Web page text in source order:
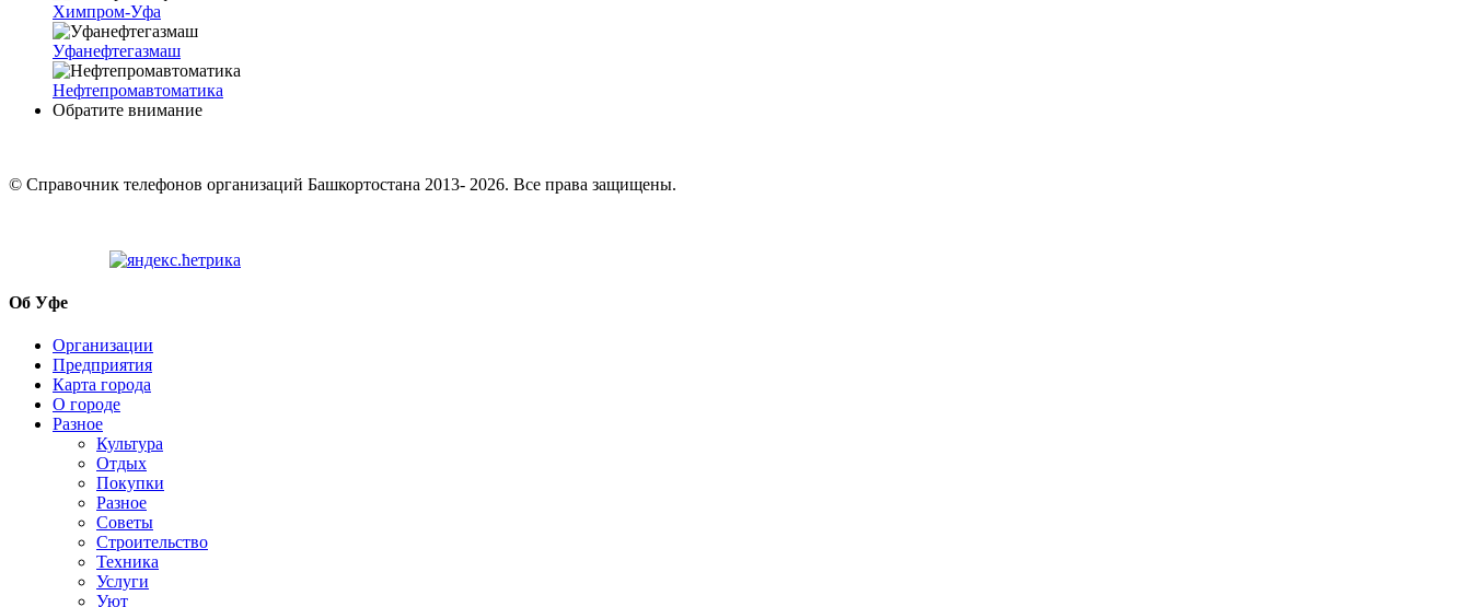
Химпром-Уфа
Уфанефтегазмаш
Нефтепромавтоматика
Обратите внимание
© Cправочник телефонов организаций Башкортостана 2013- 2026. Все права защищены.
Об Уфе
Организации
Предприятия
Карта города
О городе
Разное
Культура
Отдых
Покупки
Разное
Советы
Строительство
Техника
Услуги
Уют